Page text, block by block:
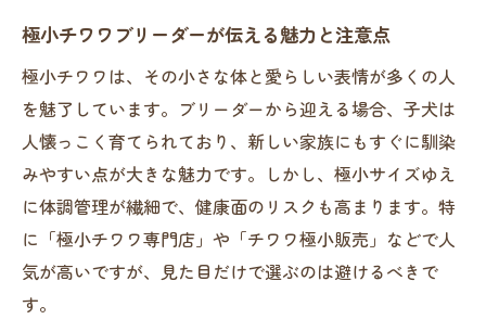
極小チワワブリーダーが伝える魅力と注意点
極小チワワは、その小さな体と愛らしい表情が多くの人
を魅了しています。ブリーダーから迎える場合、子犬は
人懐っこく育てられており、新しい家族にもすぐに馴染
みやすい点が大きな魅力です。しかし、極小サイズゆえ
に体調管理が繊細で、健康面のリスクも高まります。特
に「極小チワワ専門店」や「チワワ極小販売」などで人
気が高いですが、見た目だけで選ぶのは避けるべきで
す。